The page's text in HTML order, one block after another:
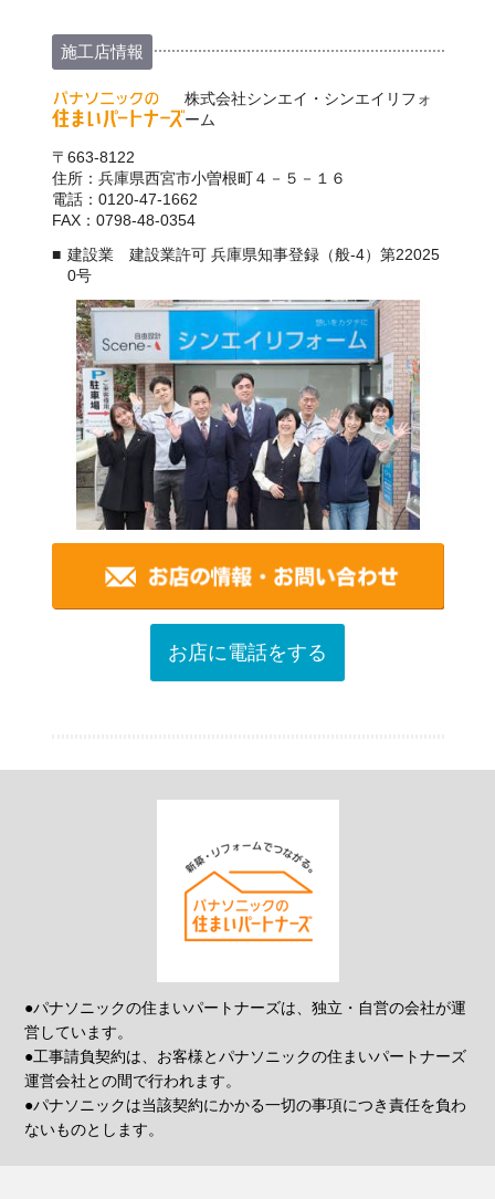
施工店情報
株式会社シンエイ・シンエイリフォ
ーム
〒663-8122
住所：兵庫県西宮市小曽根町４－５－１６
電話：0120-47-1662
FAX：0798-48-0354
建設業 建設業許可 兵庫県知事登録（般-4）第22025
0号
お店に電話をする
●パナソニックの住まいパートナーズは、独立・自営の会社が運
営しています。
●工事請負契約は、お客様とパナソニックの住まいパートナーズ
運営会社との間で行われます。
●パナソニックは当該契約にかかる一切の事項につき責任を負わ
ないものとします。